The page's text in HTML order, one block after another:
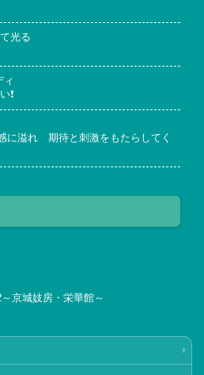
光る
ィ
❗
に溢れ 期待と刺激をもたらしてく
京城妓房・栄華館～